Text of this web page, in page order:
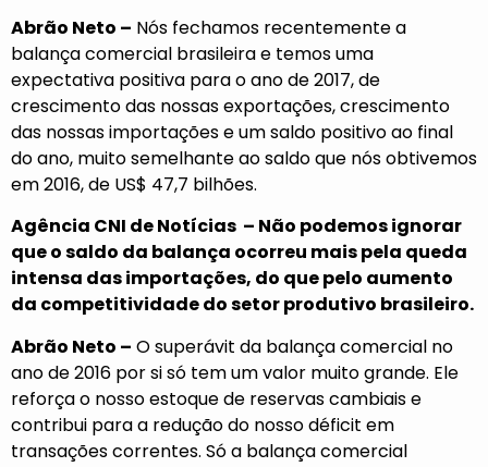
Abrão Neto – Nós fechamos recentemente a
balança comercial brasileira e temos uma
expectativa positiva para o ano de 2017, de
crescimento das nossas exportações, crescimento
das nossas importações e um saldo positivo ao final
do ano, muito semelhante ao saldo que nós obtivemos
em 2016, de US$ 47,7 bilhões.
Agência CNI de Notícias – Não podemos ignorar
que o saldo da balança ocorreu mais pela queda
intensa das importações, do que pelo aumento
da competitividade do setor produtivo brasileiro.
Abrão Neto – O superávit da balança comercial no
ano de 2016 por si só tem um valor muito grande. Ele
reforça o nosso estoque de reservas cambiais e
contribui para a redução do nosso déficit em
transações correntes. Só a balança comercial